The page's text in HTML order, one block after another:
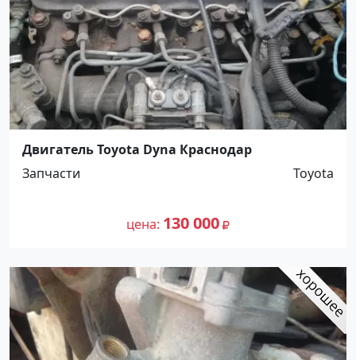
Двигатель Toyota Dyna Краснодар
Запчасти
Toyota
цена 130 000